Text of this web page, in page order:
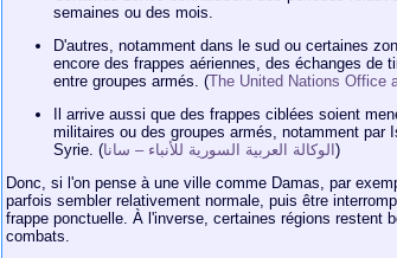
semaines ou des mois.
D'autres, notamment dans le sud ou certaines
encore des frappes aériennes, des échanges de
entre groupes armés. (The United Nations Office
Il arrive aussi que des frappes ciblées soient
militaires ou des groupes armés, notamment par
Syrie. (الوكالة العربية السورية للأنباء – سانا)
Donc, si l'on pense à une ville comme Damas, par
parfois sembler relativement normale, puis être
frappe ponctuelle. À l'inverse, certaines régions restent
combats.